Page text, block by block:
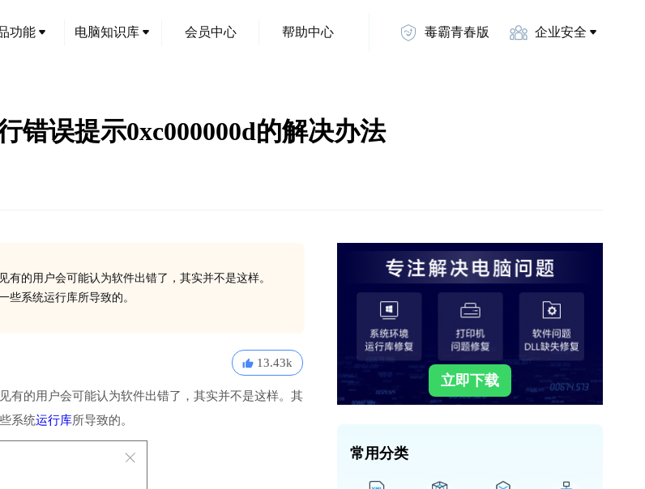
功能 电脑知识库 会员中心 帮助中心 毒霸青春版 企业安全
错误提示0xc000000d的解决办法
的用户会可能认为软件出错了，其实并不是这样。
些系统运行库所导致的。
13.43k
有的用户会可能认为软件出错了，其实并不是这样。其
系统运行库所导致的。
立即下载
常用分类